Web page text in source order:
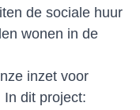
de sociale huur
wonen in de
inzet voor
In dit project: